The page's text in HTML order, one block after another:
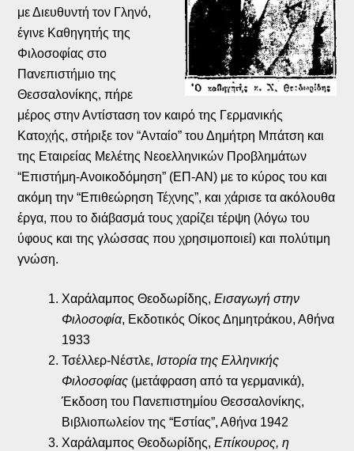
με Διευθυντή τον Γληνό,
έγινε Καθηγητής της
Φιλοσοφίας στο
Πανεπιστήμιο της
Θεσσαλονίκης, πήρε
μέρος στην Αντίσταση τον καιρό της Γερμανικής
Κατοχής, στήριξε τον “Ανταίο” του Δημήτρη Μπάτση και
της Εταιρείας Μελέτης Νεοελληνικών Προβλημάτων
“Επιστήμη-Ανοικοδόμηση” (ΕΠ-ΑΝ) με το κύρος του και
ακόμη την “Επιθεώρηση Τέχνης”, και χάρισε τα ακόλουθα
έργα, που το διάβασμά τους χαρίζει τέρψη (λόγω του
ύφους και της γλώσσας που χρησιμοποιεί) και πολύτιμη
γνώση.
Χαράλαμπος Θεοδωρίδης,Εισαγωγή στην
Φιλοσοφία, Εκδοτικός Οίκος Δημητράκου, Αθήνα
1933
Τσέλλερ-Νέστλε, Ιστορία της Ελληνικής
Φιλοσοφίας (μετάφραση από τα γερμανικά),
Έκδοση του Πανεπιστημίου Θεσσαλονίκης,
Βιβλιοπωλείον της “Εστίας”, Αθήνα 1942
Χαράλαμπος Θεοδωρίδης,Επίκουρος, η